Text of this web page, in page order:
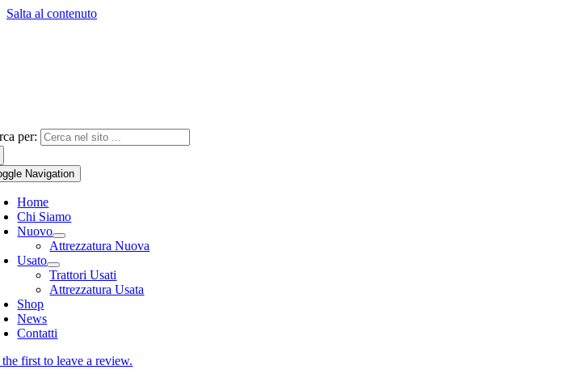
Salta al contenuto
per:
Navigation
Home
Chi Siamo
Nuovo
Attrezzatura Nuova
Usato
Trattori Usati
Attrezzatura Usata
Shop
News
Contatti
first to leave a review.